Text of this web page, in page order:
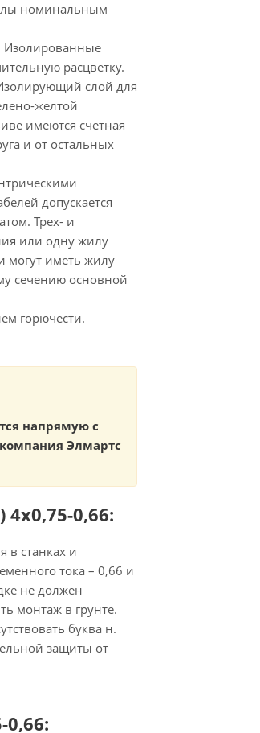
номинальным
Изолированные
расцветку.
слой для
желтой
имеются счетная
и от остальных
допускается
Трех- и
или одну жилу
могут иметь жилу
сечению основной
горючести.
напрямую с
Элмартс
0,66:
в станках и
тока – 0,66 и
не должен
монтаж в грунте.
буква н.
защиты от